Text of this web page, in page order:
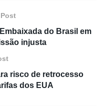
do Brasil em
injusta
risco de retrocesso
dos EUA